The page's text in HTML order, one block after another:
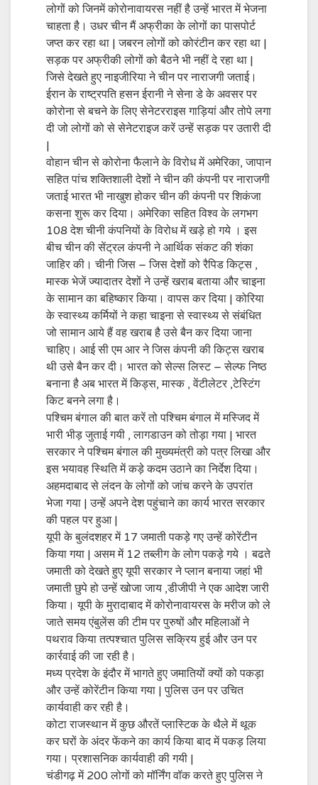
लोगों को जिनमें कोरोनावायरस नहीं है उन्हें भारत में भेजना
चाहता है। उधर चीन मैं अफ्रीका के लोगों का पासपोर्ट
जप्त कर रहा था | जबरन लोगों को कोरंटीन कर रहा था |
सड़क पर अफ्रीकी लोगों को बैठने भी नहीं दे रहा था |
जिसे देखते हुए नाइजीरिया ने चीन पर नाराजगी जताई।
ईरान के राष्ट्रपति हसन ईरानी ने सेना डे के अवसर पर
कोरोना से बचने के लिए सेनेटरराइस गाड़ियां और तोपे लगा
दी जो लोगों को से सेनेटराइज करें उन्हें सड़क पर उतारी दी
|
वोहान चीन से कोरोना फैलाने के विरोध में अमेरिका, जापान
सहित पांच शक्तिशाली देशों ने चीन की कंपनी पर नाराजगी
जताई भारत भी नाखुश होकर चीन की कंपनी पर शिकंजा
कसना शुरू कर दिया। अमेरिका सहित विश्व के लगभग
108 देश चीनी कंपनियों के विरोध में खड़े हो गये । इस
बीच चीन की सेंट्रल कंपनी ने आर्थिक संकट की शंका
जाहिर की। चीनी जिस – जिस देशों को रैपिड किट्स ,
मास्क भेजें ज्यादातर देशों ने उन्हें खराब बताया और चाइना
के सामान का बहिष्कार किया। वापस कर दिया | कोरिया
के स्वास्थ्य कर्मियों ने कहा चाइना से स्वास्थ्य से संबंधित
जो सामान आये हैं वह खराब है उसे बैन कर दिया जाना
चाहिए। आई सी एम आर ने जिस कंपनी की किट्स खराब
थी उसे बैन कर दी। भारत को सेल्स लिस्ट – सेल्फ निष्ठ
बनाना है अब भारत में किड्स, मास्क , वेंटीलेटर ,टेस्टिंग
किट बनने लगा है।
पश्चिम बंगाल की बात करें तो पश्चिम बंगाल में मस्जिद में
भारी भीड़ जुताई गयी , लागडाउन को तोड़ा गया | भारत
सरकार ने पश्चिम बंगाल की मुख्यमंत्री को पत्र लिखा और
इस भयावह स्थिति में कड़े कदम उठाने का निर्देश दिया।
अहमदाबाद से लंदन के लोगों को जांच करने के उपरांत
भेजा गया | उन्हें अपने देश पहुंचाने का कार्य भारत सरकार
की पहल पर हुआ |
यूपी के बुलंदशहर में 17 जमाती पकड़े गए उन्हें कोरेंटीन
किया गया | असम में 12 तब्लीग के लोग पकड़े गये । बढते
जमाती को देखते हुए यूपी सरकार ने प्लान बनाया जहां भी
जमाती छुपे हो उन्हें खोजा जाय ,डीजीपी ने एक आदेश जारी
किया। यूपी के मुरादाबाद में कोरोनावायरस के मरीज को ले
जाते समय एंबुलेंस की टीम पर पुरुषों और महिलाओं ने
पथराव किया तत्पश्चात पुलिस सक्रिय हुई और उन पर
कार्रवाई की जा रही है।
मध्य प्रदेश के इंदौर में भागते हुए जमातियों क्यों को पकड़ा
और उन्हें कोरेंटीन किया गया | पुलिस उन पर उचित
कार्यवाही कर रही है।
कोटा राजस्थान में कुछ औरतें प्लास्टिक के थैले में थूक
कर घरों के अंदर फेंकने का कार्य किया बाद में पकड़ लिया
गया। प्रशासनिक कार्यवाही की गयी |
चंडीगढ़ में 200 लोगों को मॉर्निंग वॉक करते हुए पुलिस ने